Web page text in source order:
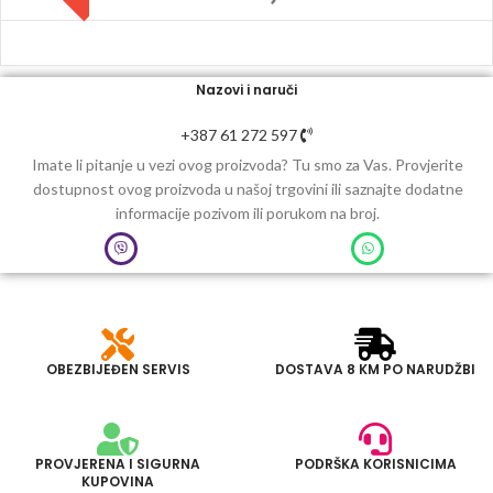
Nazovi i naruči
+387 61 272 597
Imate li pitanje u vezi ovog proizvoda? Tu smo za Vas. Provjerite
dostupnost ovog proizvoda u našoj trgovini ili saznajte dodatne
informacije pozivom ili porukom na broj.
OBEZBIJEĐEN SERVIS DOSTAVA 8 KM PO NARUDŽBI
PROVJERENA I SIGURNA
KUPOVINA
PODRŠKA KORISNICIMA